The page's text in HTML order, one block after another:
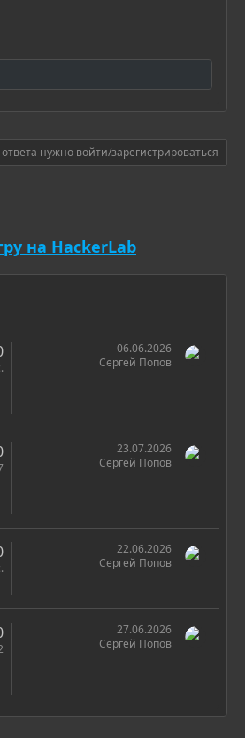
нужно войти/зарегистрироваться
на HackerLab
06.06.2026
Сергей Попов
23.07.2026
Сергей Попов
22.06.2026
Сергей Попов
27.06.2026
Сергей Попов